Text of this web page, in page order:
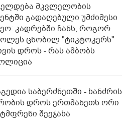
მკვლელობის
გადაღებული უმძიმესი
კადრებში ჩანს, როგორ
ცნობილ "ტიკტოკერს"
დროს - რას ამბობს
საბერძნეთში - ხანძრის
დროს ერთმანეთს ორი
შეეჯახა